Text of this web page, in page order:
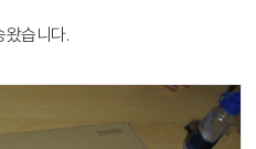
왔습니다.